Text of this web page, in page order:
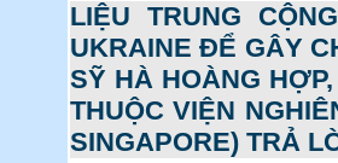
LIỆU TRUNG
UKRAINE ĐỂ GÂY
SỸ HÀ HOÀNG
THUỘC VIỆN
SINGAPORE) TRẢ